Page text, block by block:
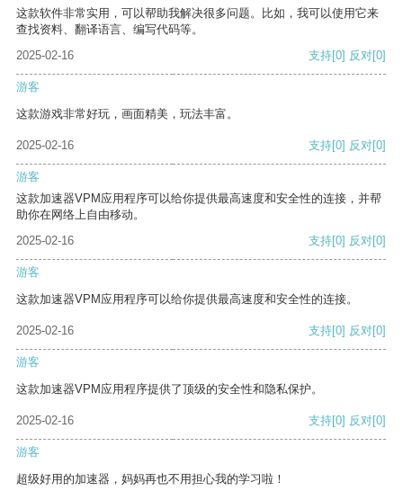
这款软件非常实用，可以帮助我解决很多问题。比如，我可以使用它来
查找资料、翻译语言、编写代码等。
2025-02-16
支持[0] 反对[0]
游客
这款游戏非常好玩，画面精美，玩法丰富。
2025-02-16 支持[0] 反对[0]
游客
这款加速器VPM应用程序可以给你提供最高速度和安全性的连接，并帮
助你在网络上自由移动。
2025-02-16
支持[0] 反对[0]
游客
这款加速器VPM应用程序可以给你提供最高速度和安全性的连接。
2025-02-16 支持[0] 反对[0]
游客
这款加速器VPM应用程序提供了顶级的安全性和隐私保护。
2025-02-16 支持[0] 反对[0]
游客
超级好用的加速器，妈妈再也不用担心我的学习啦！